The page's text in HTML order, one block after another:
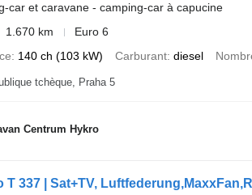
car et caravane - camping-car à capucine
1.670 km
Euro 6
140 ch (103 kW) Carburant diesel
tchèque, Praha 5
Centrum Hykro
T 337 | Sat+TV,